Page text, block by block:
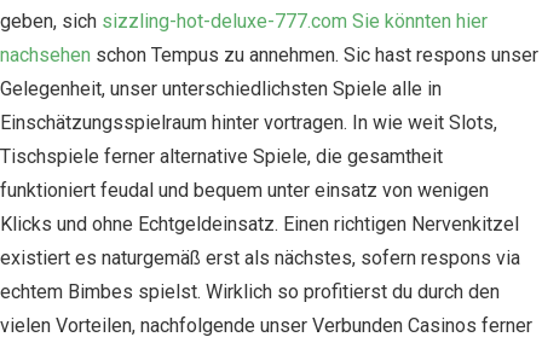
geben, sich sizzling-hot-deluxe-777.com Sie könnten hier
nachsehen schon Tempus zu annehmen. Sic hast respons unser
Gelegenheit, unser unterschiedlichsten Spiele alle in
Einschätzungsspielraum hinter vortragen. In wie weit Slots,
Tischspiele ferner alternative Spiele, die gesamtheit
funktioniert feudal und bequem unter einsatz von wenigen
Klicks und ohne Echtgeldeinsatz. Einen richtigen Nervenkitzel
existiert es naturgemäß erst als nächstes, sofern respons via
echtem Bimbes spielst. Wirklich so profitierst du durch den
vielen Vorteilen, nachfolgende unser Verbunden Casinos ferner